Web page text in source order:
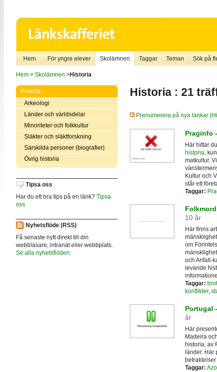
Hem För yngre elever Skolämnen Taggar Teman Sök på
Hem> Skolämnen >Historia
Historia
Arkeologi
Länder och världsdelar
Minoriteter och folkkultur
Släkter och släktforskning
Särskilda personer (biografier)
Övrig historia
Tipsa oss
Har du ett bra tips på en länk? Tipsa
oss
Nyhetsflöde (RSS)
Få senaste nytt direkt till din
webbläsare, intranät eller webbplats.
Se alla nyhetsflöden.
Historia : 21
Prenumerera på nya länkar
Praginfo
Här hittar
historia ,
matkultur.
Kultur och
står ett
Taggar:
10 år
Här finns
om
och Anfall-
levande
Taggar:
konflikter,
Portugal
år
Här
Madeira
historia, av
länder.
Taggar: